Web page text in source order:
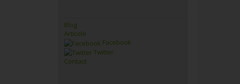
Blog
Articole
Facebook
Twitter
Contact